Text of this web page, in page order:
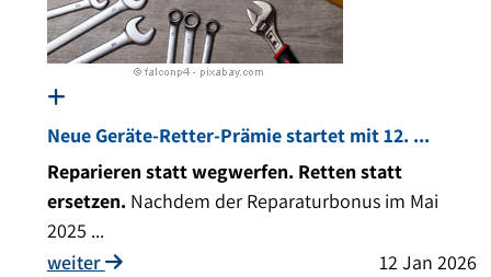
Neue Geräte-Retter-Prämie startet mit 12. ...
Reparieren statt wegwerfen. Retten statt
ersetzen. Nachdem der Reparaturbonus im Mai
2025 ...
weiter
12 Jan 2026